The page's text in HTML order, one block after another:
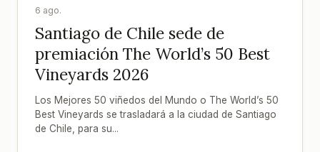
6 ago.
Santiago de Chile sede de
premiación The World’s 50 Best
Vineyards 2026
Los Mejores 50 viñedos del Mundo o The World’s 50
Best Vineyards se trasladará a la ciudad de Santiago
de Chile, para su...